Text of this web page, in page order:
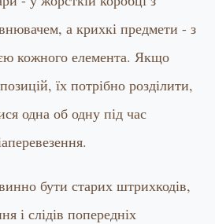
а крихкі предмети - з
кожного елемента. Якщо
їх потрібно розділити,
одна об одну під час
бути старих штрихкодів,
і слідів попередніх